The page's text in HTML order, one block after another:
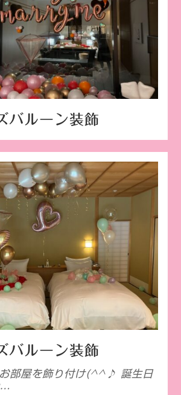
バルーン装飾
バルーン装飾
お部屋を飾り付け(^^♪ 誕生日
…